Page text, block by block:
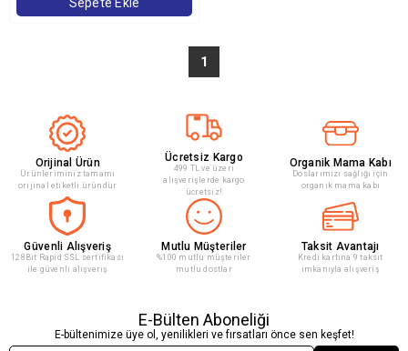
1
Orijinal Ürün
Ürünleriminiz tamamı
orijinal etiketli üründür
Ücretsiz Kargo
499 TL ve üzeri
alışverişlerde kargo
ücretsiz!
Organik Mama Kabı
Doslarımızı sağlığı için
organik mama kabı
Güvenli Alışveriş
128Bit Rapid SSL sertifikası
ile güvenli alışveriş
Mutlu Müşteriler
%100 mutlu müşteriler
mutlu dostlar
Taksit Avantajı
Kredi kartına 9 taksit
imkanıyla alışveriş
E-Bülten Aboneliği
E-bültenimize üye ol, yenilikleri ve fırsatları önce sen keşfet!